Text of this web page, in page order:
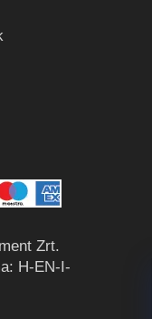
Zrt.
H-EN-I-